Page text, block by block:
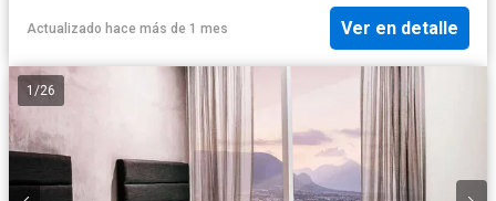
Actualizado hace más de 1 mes Ver en detalle
1 /26